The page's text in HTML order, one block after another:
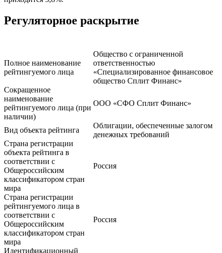
Регуляторное раскрытие
Полное наименование
рейтингуемого лица
Общество с ограниченной
ответственностью
«Специализированное финансовое
общество Сплит Финанс»
Сокращенное
наименование
рейтингуемого лица (при
наличии)
ООО «СФО Сплит Финанс»
Вид объекта рейтинга
Облигации, обеспеченные залогом
денежных требований
Страна регистрации
объекта рейтинга в
соответствии с
Общероссийским
классификатором стран
мира
Россия
Страна регистрации
рейтингуемого лица в
соответствии с
Общероссийским
классификатором стран
мира
Россия
Идентификационный